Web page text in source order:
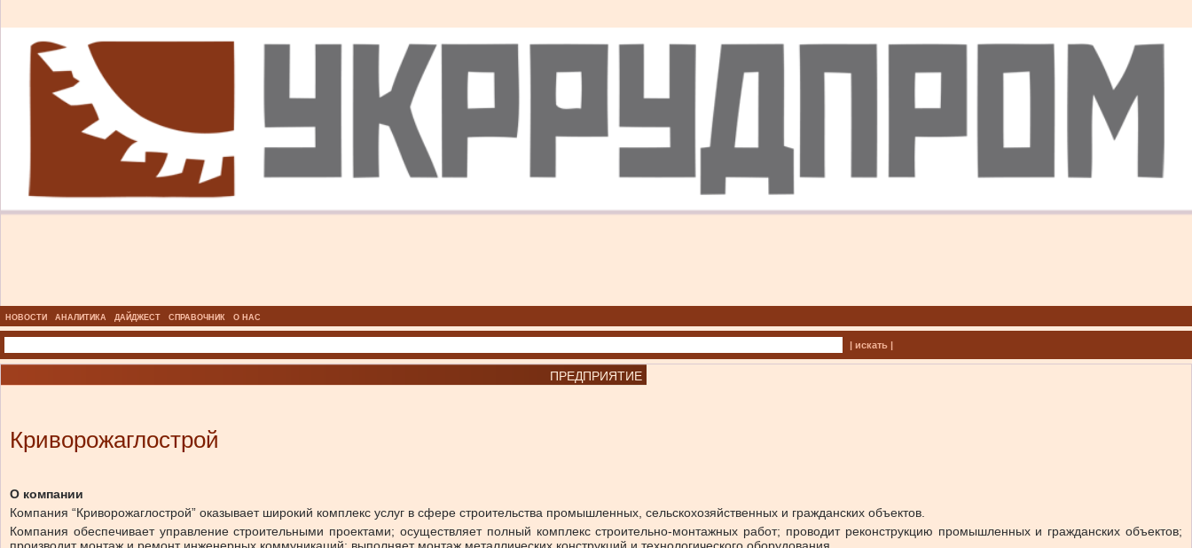
НОВОСТИ АНАЛИТИКА ДАЙДЖЕСТ СПРАВОЧНИК О НАС
| искать |
ПРЕДПРИЯТИЕ
Криворожаглострой
О компании
Компания “Криворожаглострой” оказывает широкий комплекс услуг в сфере строительства промышленных, сельскохозяйственных и гражданских объектов.
Компания обеспечивает управление строительными проектами; осуществляет полный комплекс строительно-монтажных работ; проводит реконструкцию промышленных и гражданских объектов;